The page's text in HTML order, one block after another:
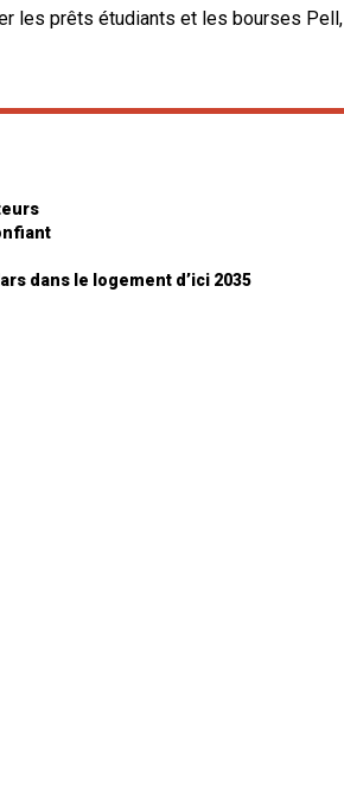
les prêts étudiants et les bourses Pell,
dans le logement d’ici 2035